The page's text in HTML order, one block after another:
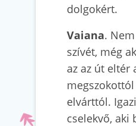
dolgokért.
Vaiana.
szívét, még
az az út eltér
elvárttól.
cselekvő, aki